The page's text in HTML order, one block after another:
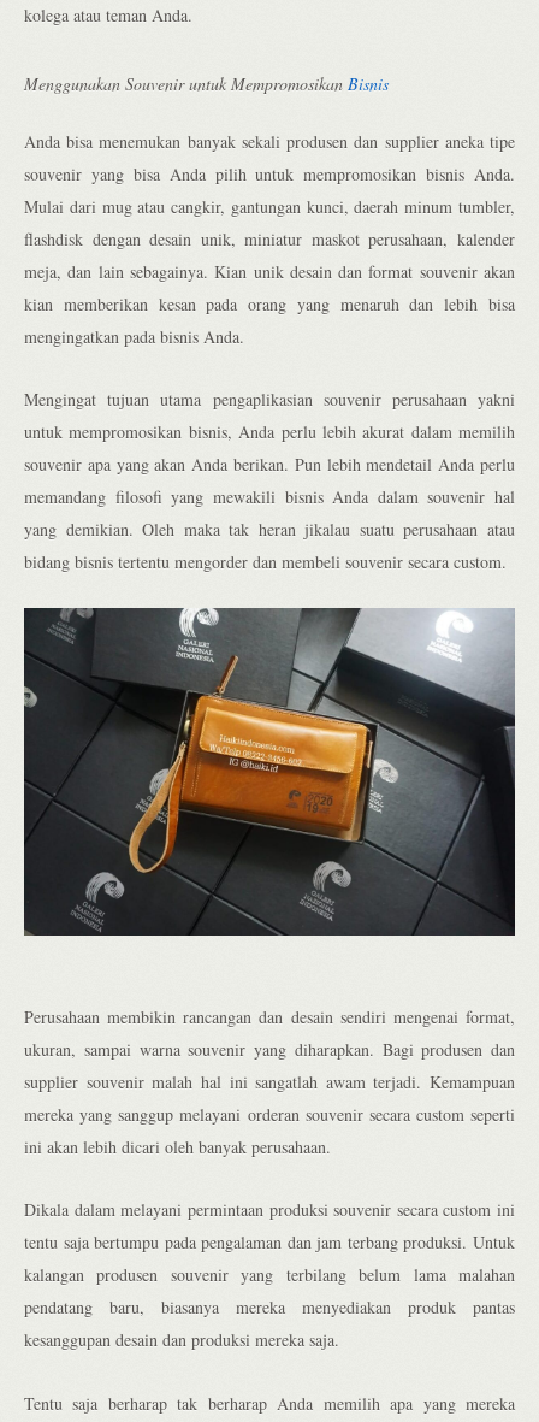
kolega atau teman Anda.
Menggunakan Souvenir untuk Mempromosikan Bisnis
Anda bisa menemukan banyak sekali produsen dan supplier aneka tipe
souvenir yang bisa Anda pilih untuk mempromosikan bisnis Anda.
Mulai dari mug atau cangkir, gantungan kunci, daerah minum tumbler,
flashdisk dengan desain unik, miniatur maskot perusahaan, kalender
meja, dan lain sebagainya. Kian unik desain dan format souvenir akan
kian memberikan kesan pada orang yang menaruh dan lebih bisa
mengingatkan pada bisnis Anda.
Mengingat tujuan utama pengaplikasian souvenir perusahaan yakni
untuk mempromosikan bisnis, Anda perlu lebih akurat dalam memilih
souvenir apa yang akan Anda berikan. Pun lebih mendetail Anda perlu
memandang filosofi yang mewakili bisnis Anda dalam souvenir hal
yang demikian. Oleh maka tak heran jikalau suatu perusahaan atau
bidang bisnis tertentu mengorder dan membeli souvenir secara custom.
Perusahaan membikin rancangan dan desain sendiri mengenai format,
ukuran, sampai warna souvenir yang diharapkan. Bagi produsen dan
supplier souvenir malah hal ini sangatlah awam terjadi. Kemampuan
mereka yang sanggup melayani orderan souvenir secara custom seperti
ini akan lebih dicari oleh banyak perusahaan.
Dikala dalam melayani permintaan produksi souvenir secara custom ini
tentu saja bertumpu pada pengalaman dan jam terbang produksi. Untuk
kalangan produsen souvenir yang terbilang belum lama malahan
pendatang baru, biasanya mereka menyediakan produk pantas
kesanggupan desain dan produksi mereka saja.
Tentu saja berharap tak berharap Anda memilih apa yang mereka